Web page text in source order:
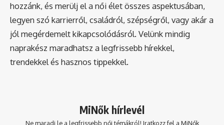
hozzánk, és merülj el a női élet összes aspektusában,
legyen szó karrierről, családról, szépségről, vagy akár a
jól megérdemelt kikapcsolódásról. Velünk mindig
naprakész maradhatsz a legfrissebb hírekkel,
trendekkel és hasznos tippekkel.
MiNők hírlevél
Ne maradj le a legfrissebb női témákról! Iratkozz fel a MiNők